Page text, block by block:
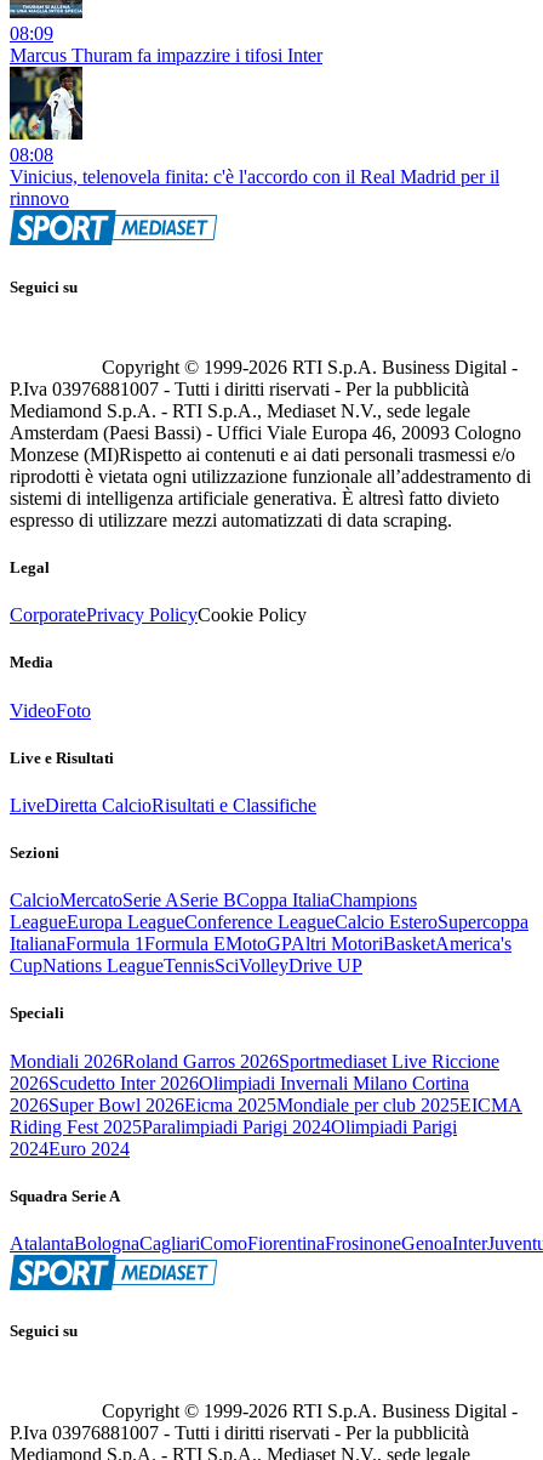
08:09
Marcus Thuram fa impazzire i tifosi Inter
08:08
Vinicius, telenovela finita: c'è l'accordo con il Real Madrid per il
rinnovo
Seguici su
Copyright © 1999-2026 RTI S.p.A. Business Digital -
P.Iva 03976881007 - Tutti i diritti riservati - Per la pubblicità
Mediamond S.p.A. - RTI S.p.A., Mediaset N.V., sede legale
Amsterdam (Paesi Bassi) - Uffici Viale Europa 46, 20093 Cologno
Monzese (MI)Rispetto ai contenuti e ai dati personali trasmessi e/o
riprodotti è vietata ogni utilizzazione funzionale all’addestramento di
sistemi di intelligenza artificiale generativa. È altresì fatto divieto
espresso di utilizzare mezzi automatizzati di data scraping.
Legal
CorporatePrivacy PolicyCookie Policy
Media
VideoFoto
Live e Risultati
LiveDiretta CalcioRisultati e Classifiche
Sezioni
CalcioMercatoSerie ASerie BCoppa ItaliaChampions
LeagueEuropa LeagueConference LeagueCalcio EsteroSupercoppa
ItalianaFormula 1Formula EMotoGPAltri MotoriBasketAmerica's
CupNations LeagueTennisSciVolleyDrive UP
Speciali
Mondiali 2026Roland Garros 2026Sportmediaset Live Riccione
2026Scudetto Inter 2026Olimpiadi Invernali Milano Cortina
2026Super Bowl 2026Eicma 2025Mondiale per club 2025EICMA
Riding Fest 2025Paralimpiadi Parigi 2024Olimpiadi Parigi
2024Euro 2024
Squadra Serie A
AtalantaBolognaCagliariComoFiorentinaFrosinoneGenoaInter
Seguici su
Copyright © 1999-2026 RTI S.p.A. Business Digital -
P.Iva 03976881007 - Tutti i diritti riservati - Per la pubblicità
Mediamond S.p.A. - RTI S.p.A., Mediaset N.V., sede legale